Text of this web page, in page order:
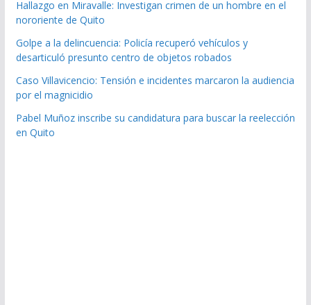
Hallazgo en Miravalle: Investigan crimen de un hombre en el
nororiente de Quito
Golpe a la delincuencia: Policía recuperó vehículos y
desarticuló presunto centro de objetos robados
Caso Villavicencio: Tensión e incidentes marcaron la audiencia
por el magnicidio
Pabel Muñoz inscribe su candidatura para buscar la reelección
en Quito